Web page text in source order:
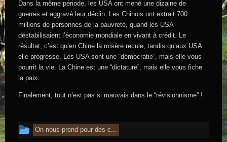
Dans la même période, les USA ont mené une dizaine de
guerres et aggravé leur déclin. Les Chinois ont extrait 700
millions de personnes de la pauvreté, quand les USA
déstabilisaient l’économie mondiale en vivant à crédit. Le
résultat, c’est qu’en Chine la misère recule, tandis qu’aux USA
elle progresse. Les USA sont une “démocratie”, mais elle vous
pourrit la vie. La Chine est une “dictature”, mais elle vous fiche
la paix.
Finalement, tout n’est pas si mauvais dans le “révisionnisme” !
Cet article a été publié dans
On nous prend pour des c...